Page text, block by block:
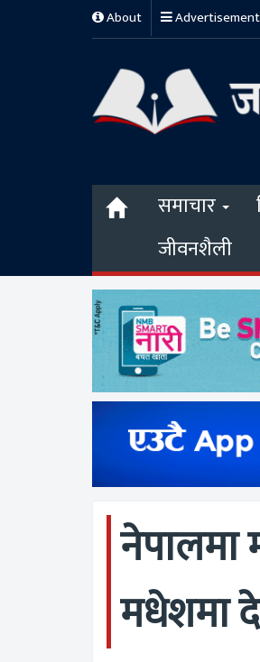
About Advertisement
समाचार
जीवनशैली
नेपालमा
मधेशमा